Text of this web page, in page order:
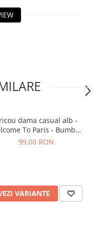
dama casual alb -
To Paris - Bumbac
Organic
99,00 RON
VARIANTE